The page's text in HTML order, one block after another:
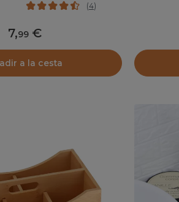
(4)
7,99
a la cesta